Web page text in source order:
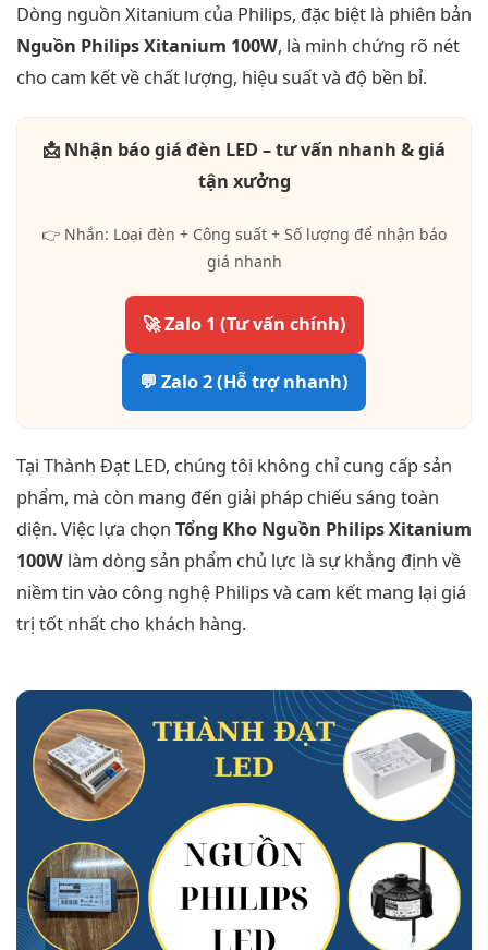
Dòng nguồn Xitanium của Philips, đặc biệt là phiên bản
Nguồn Philips Xitanium 100W, là minh chứng rõ nét
cho cam kết về chất lượng, hiệu suất và độ bền bỉ.
📩 Nhận báo giá đèn LED – tư vấn nhanh & giá
tận xưởng
👉 Nhắn: Loại đèn + Công suất + Số lượng để nhận báo
giá nhanh
🚀 Zalo 1 (Tư vấn chính)
💬 Zalo 2 (Hỗ trợ nhanh)
Tại Thành Đạt LED, chúng tôi không chỉ cung cấp sản
phẩm, mà còn mang đến giải pháp chiếu sáng toàn
diện. Việc lựa chọn Tổng Kho Nguồn Philips Xitanium
100W làm dòng sản phẩm chủ lực là sự khẳng định về
niềm tin vào công nghệ Philips và cam kết mang lại giá
trị tốt nhất cho khách hàng.